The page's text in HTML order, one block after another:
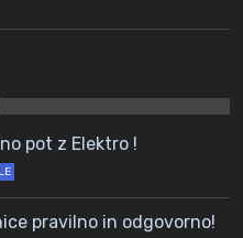
pot z Elektro !
pravilno in odgovorno!